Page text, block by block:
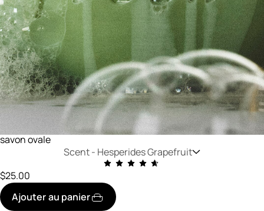
savon ovale
Scent - Hesperides Grapefruit
$25.00
Ajouter au panier